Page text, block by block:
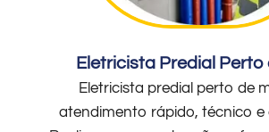
Eletricista Predial Perto
Eletricista predial perto de
atendimento rápido, técnico e